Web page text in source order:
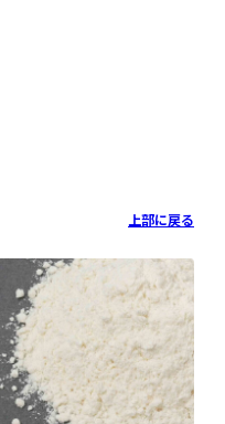
上部に戻る